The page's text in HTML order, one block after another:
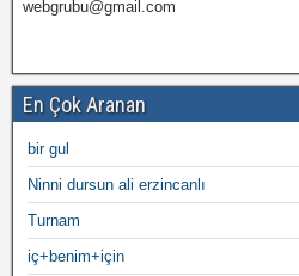
webgrubu@gmail.com
En Çok Aranan
bir gul
Ninni dursun ali erzincanlı
Turnam
iç+benim+için